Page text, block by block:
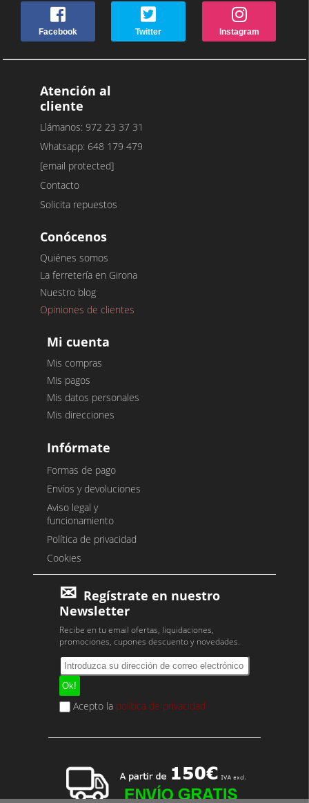
Facebook Twitter Instagram
Atención al
cliente
Llámanos: 972 23 37 31
Whatsapp: 648 179 479
[email protected]
Contacto
Solicita repuestos
Conócenos
Quiénes somos
La ferretería en Girona
Nuestro blog
Opiniones de clientes
Mi cuenta
Mis compras
Mis pagos
Mis datos personales
Mis direcciones
Infórmate
Formas de pago
Envíos y devoluciones
Aviso legal y
funcionamiento
Política de privacidad
Cookies
Regístrate en nuestro
Newsletter
Recibe en tu email ofertas, liquidaciones,
promociones, cupones descuento y novedades.
Acepto la política de privacidad